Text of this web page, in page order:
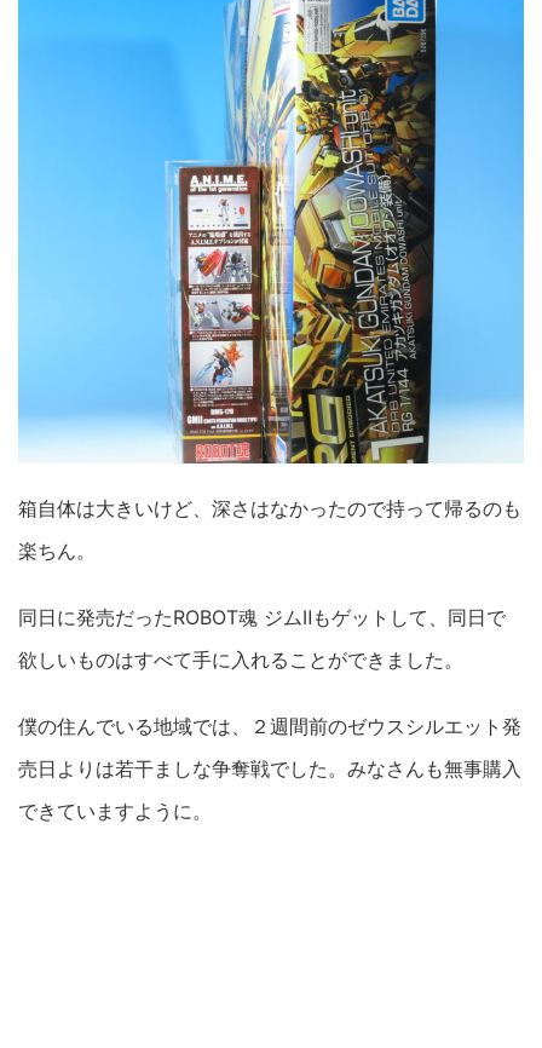
箱自体は大きいけど、深さはなかったので持って帰るのも
楽ちん。
同日に発売だったROBOT魂 ジムⅡもゲットして、同日で
欲しいものはすべて手に入れることができました。
僕の住んでいる地域では、２週間前のゼウスシルエット発
売日よりは若干ましな争奪戦でした。みなさんも無事購入
できていますように。